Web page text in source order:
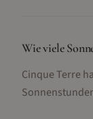
Wie viele
Cinque Terre